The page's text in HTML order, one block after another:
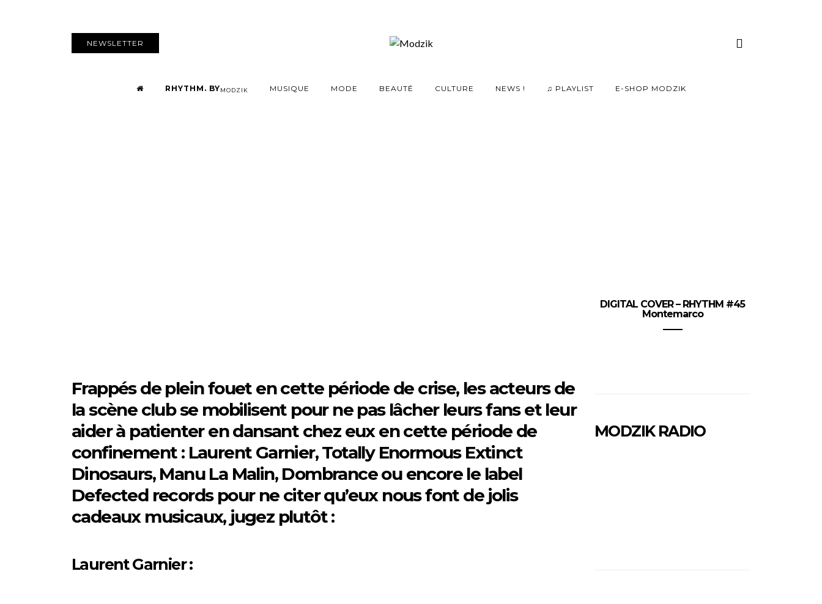
NEWSLETTER
RHYTHM. BYMODZIK MUSIQUE MODE BEAUTÉ CULTURE NEWS ! ♫ PLAYLIST E-SHOP MODZIK
Frappés de plein fouet en cette période de crise, les acteurs de
la scène club se mobilisent pour ne pas lâcher leurs fans et leur
aider à patienter en dansant chez eux en cette période de
confinement : Laurent Garnier, Totally Enormous Extinct
Dinosaurs, Manu La Malin, Dombrance ou encore le label
Defected records pour ne citer qu’eux nous font de jolis
cadeaux musicaux, jugez plutôt :
Laurent Garnier :
DIGITAL COVER – RHYTHM #45
Montemarco
MODZIK RADIO